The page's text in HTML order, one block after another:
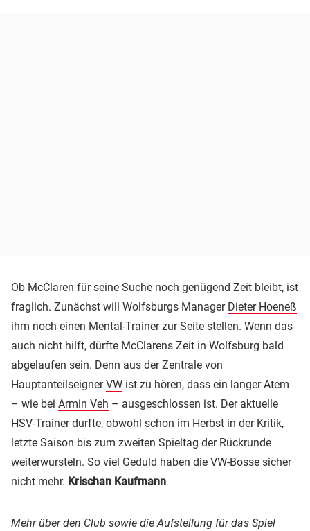
Ob McClaren für seine Suche noch genügend Zeit bleibt, ist
fraglich. Zunächst will Wolfsburgs Manager Dieter Hoeneß
ihm noch einen Mental-Trainer zur Seite stellen. Wenn das
auch nicht hilft, dürfte McClarens Zeit in Wolfsburg bald
abgelaufen sein. Denn aus der Zentrale von
HauptanteilseignerVW ist zu hören, dass ein langer Atem
– wie bei Armin Veh – ausgeschlossen ist. Der aktuelle
HSV-Trainer durfte, obwohl schon im Herbst in der Kritik,
letzte Saison bis zum zweiten Spieltag der Rückrunde
weiterwursteln. So viel Geduld haben die VW-Bosse sicher
nicht mehr. Krischan Kaufmann
Mehr über den Club sowie die Aufstellung für das Spiel